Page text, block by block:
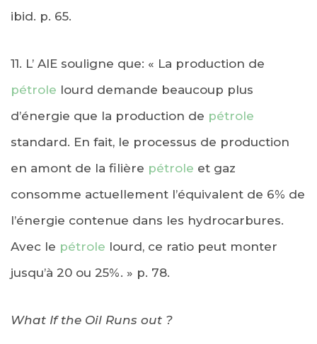
ibid. p. 65.
11. L’ AIE souligne que: « La production de
pétrole lourd demande beaucoup plus
d’énergie que la production de pétrole
standard. En fait, le processus de production
en amont de la filière pétrole et gaz
consomme actuellement l’équivalent de 6% de
l’énergie contenue dans les hydrocarbures.
Avec le pétrole lourd, ce ratio peut monter
jusqu’à 20 ou 25%. » p. 78.
What If the Oil Runs out ?